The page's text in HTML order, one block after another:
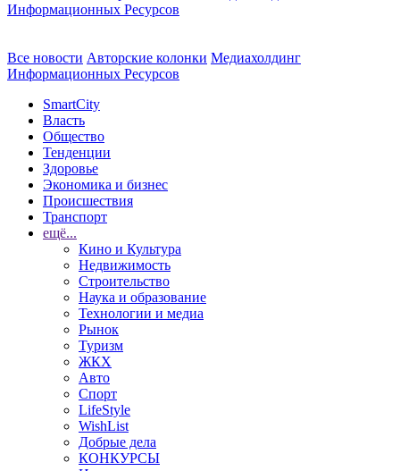
Информационных Ресурсов
Все новости Авторские колонки Медиахолдинг
Информационных Ресурсов
SmartCity
Власть
Общество
Тенденции
Здоровье
Экономика и бизнес
Происшествия
Транспорт
ещё...
Кино и Культура
Недвижимость
Строительство
Наука и образование
Технологии и медиа
Рынок
Туризм
ЖКХ
Авто
Спорт
LifeStyle
WishList
Добрые дела
КОНКУРСЫ